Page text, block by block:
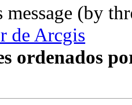
message (by
de Arcgis
ordenados